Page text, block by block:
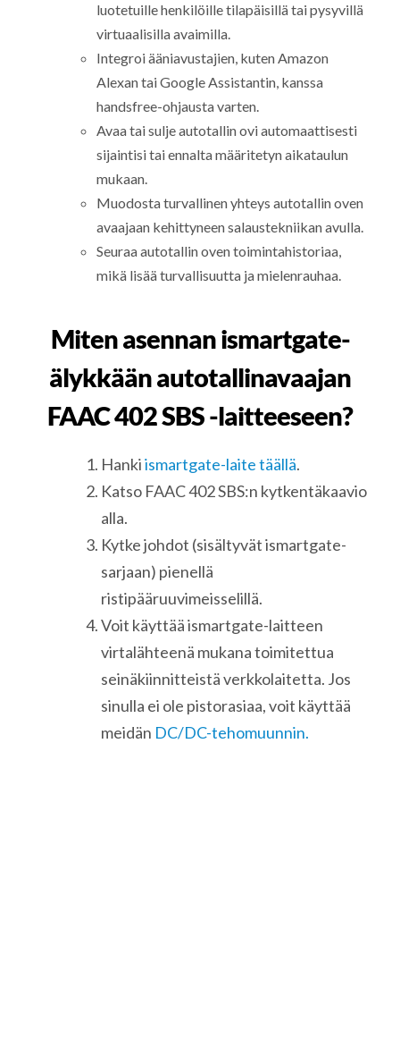
luotetuille henkilöille tilapäisillä tai pysyvillä
virtuaalisilla avaimilla.
Integroi ääniavustajien, kuten Amazon
Alexan tai Google Assistantin, kanssa
handsfree-ohjausta varten.
Avaa tai sulje autotallin ovi automaattisesti
sijaintisi tai ennalta määritetyn aikataulun
mukaan.
Muodosta turvallinen yhteys autotallin oven
avaajaan kehittyneen salaustekniikan avulla.
Seuraa autotallin oven toimintahistoriaa,
mikä lisää turvallisuutta ja mielenrauhaa.
Miten asennan ismartgate-
älykkään autotallinavaajan
FAAC 402 SBS -laitteeseen?
Hankiismartgate-laite täällä.
Katso FAAC 402 SBS:n kytkentäkaavio
alla.
Kytke johdot (sisältyvät ismartgate-
sarjaan) pienellä
ristipääruuvimeisselillä.
Voit käyttää ismartgate-laitteen
virtalähteenä mukana toimitettua
seinäkiinnitteistä verkkolaitetta. Jos
sinulla ei ole pistorasiaa, voit käyttää
meidän DC/DC-tehomuunnin.